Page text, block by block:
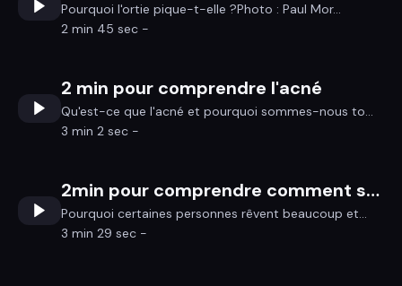
Pourquoi l'ortie pique-t-elle ?Photo : Paul Mor...
2 min 45 sec -
2 min pour comprendre l'acné
Qu'est-ce que l'acné et pourquoi sommes-nous to...
3 min 2 sec -
2min pour comprendre comment se souvenir de ses rêves
Pourquoi certaines personnes rêvent beaucoup et...
3 min 29 sec -